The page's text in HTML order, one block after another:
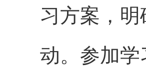
习方案，
动。参加